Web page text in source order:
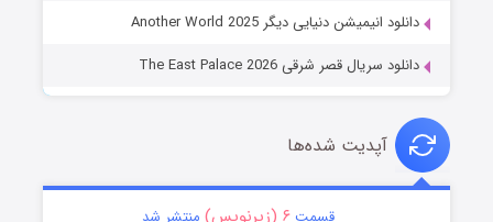
دانلود انیمیشن دنیایی دیگر Another World 2025
دانلود سریال قصر شرقی The East Palace 2026
آپدیت شده‌ها
قسمت ۶ (زیرنویس) منتشر شد